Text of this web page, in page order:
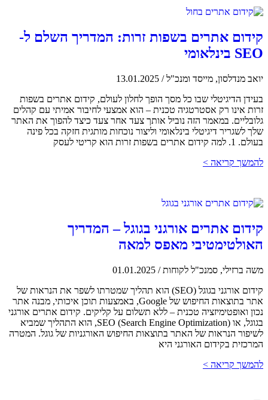
קידום אתרים בשפות זרות: המדריך השלם ל-
SEO בינלאומי
יואב מנדלסון, מייסד ומנכ"ל/
13.01.2025
בעידן הדיגיטלי שבו כל מסך הופך לחלון לעולם, קידום אתרים בשפות
זרות אינו רק אסטרטגיה טכנית – הוא אמצעי לחיבור אמיתי עם קהלים
גלובליים. במאמר הזה נוביל אותך צעד אחר צעד כיצד להפוך את האתר
שלך לשגריר דיגיטלי בינלאומי וליצור נוכחות מותגית חזקה בכל פינה
בעולם. 1. למה קידום אתרים בשפות זרות הוא קריטי לעסק
להמשך קריאה >
קידום אתרים אורגני בגוגל – המדריך
האולטימטיבי מאפס למאה
משה ברזילי, סמנכ"ל לקוחות/
01.01.2025
קידום אורגני בגוגל (SEO) הוא תהליך שמטרתו לשפר את הנראות של
אתר בתוצאות החיפוש של Google, באמצעות תוכן איכותי, מבנה אתר
נכון ואופטימיזציה טכנית – ללא תשלום על קליקים. קידום אתרים אורגני
בגוגל, או SEO (Search Engine Optimization), הוא התהליך שמביא
לשיפור הנראות של האתר בתוצאות החיפוש האורגניות של גוגל. המטרה
המרכזית בקידום האורגני היא
להמשך קריאה >